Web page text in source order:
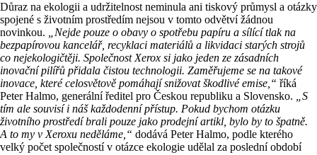
Důraz na ekologii a udržitelnost neminula ani tiskový průmysl a otázky
spojené s životním prostředím nejsou v tomto odvětví žádnou
novinkou.
„Nejde pouze o obavy o spotřebu papíru a sílící tlak na
bezpapírovou kancelář, recyklaci materiálů a likvidaci starých strojů
co nejekologičtěji. Společnost Xerox si jako jeden ze zásadních
inovační pilířů přidala čistou technologii. Zaměřujeme se na takové
inovace, které celosvětově pomáhají snižovat škodlivé emise,“ říká
Peter Halmo, generální ředitel pro Českou republiku a Slovensko.
„S
tím ale souvisí i náš každodenní přístup. Pokud bychom otázku
životního prostředí brali pouze jako prodejní artikl, bylo by to špatně.
A to my v Xeroxu neděláme,“ dodává Peter Halmo, podle kterého
velký počet společností v otázce ekologie udělal za poslední období